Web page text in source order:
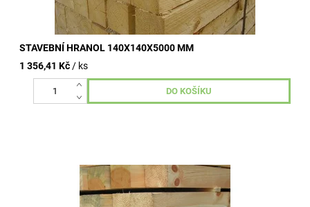
STAVEBNÍ HRANOL 140X140X5000 MM
1 356,41 Kč/ ks
Stavební hranoly omítané, nehoblované, vzduchosuché.
Kvalitní dřevo od dlouhodobě ověřených výrobních závodů.
Široké využití ve...